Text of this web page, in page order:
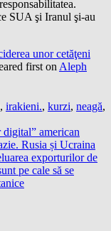
SUA şi Iranul şi-au
unor cetăţeni
first on Aleph
, irakieni., kurzi, neagă,
american
Rusia și Ucraina
exporturilor de
pe cale să se